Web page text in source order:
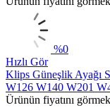
%0
Hızlı Gör
Klips Güneşlik Ayağı
W126 W140 W201
Ürünün fiyatını